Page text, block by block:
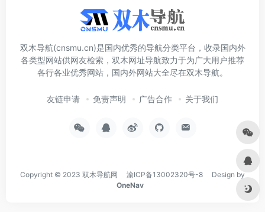
双木导航(cnsmu.cn)是国内优秀的导航分类平台，收录国内外
各类型网站供网友检索，双木网址导航致力于为广大用户推荐
各行各业优秀网站，国内外网站大全尽在双木导航。
友链申请 免责声明 广告合作 关于我们
Copyright © 2023 双木导航网 渝ICP备13002320号-8 Design by
OneNav